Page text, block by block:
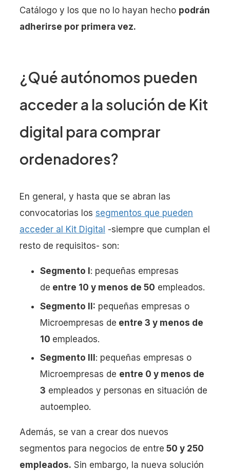
Catálogo y los que no lo hayan hecho podrán
adherirse por primera vez.
¿Qué autónomos pueden
acceder a la solución de Kit
digital para comprar
ordenadores?
En general, y hasta que se abran las
convocatorias los segmentos que pueden
acceder al Kit Digital -siempre que cumplan el
resto de requisitos- son:
Segmento I: pequeñas empresas
de entre 10 y menos de 50 empleados.
Segmento II: pequeñas empresas o
Microempresas de entre 3 y menos de
10 empleados.
Segmento III : pequeñas empresas o
Microempresas de entre 0 y menos de
3 empleados y personas en situación de
autoempleo.
Además, se van a crear dos nuevos
segmentos para negocios de entre 50 y 250
empleados. Sin embargo, la nueva solución